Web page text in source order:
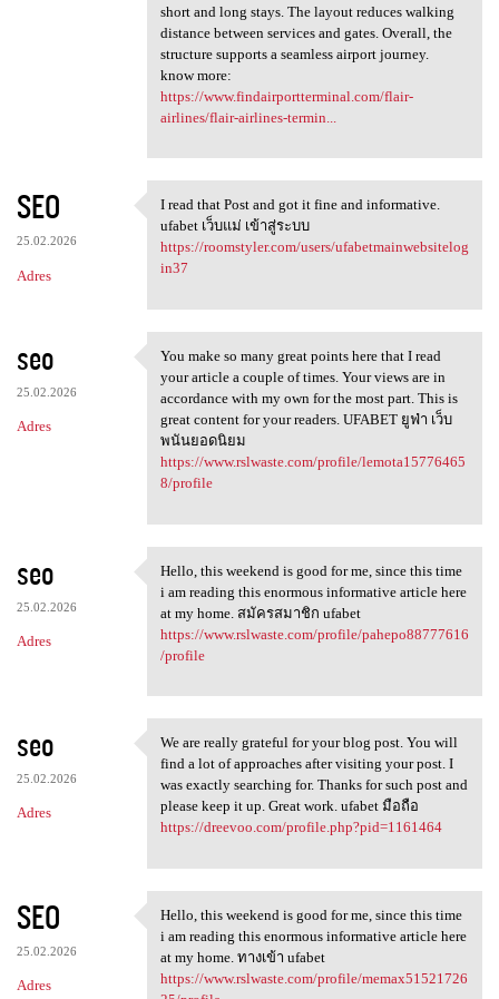
short and long stays. The layout reduces walking
distance between services and gates. Overall, the
structure supports a seamless airport journey.
know more:
https://www.findairportterminal.com/flair-
airlines/flair-airlines-termin...
SEO
25.02.2026
Adres
I read that Post and got it
I read that Post and got it fine and informative.
ufabet เว็บแม่ เข้าสู่ระบบ
https://roomstyler.com/users/ufabetmainwebsitelog
in37
seo
25.02.2026
Adres
You make so many great points
You make so many great points here that I read
your article a couple of times. Your views are in
accordance with my own for the most part. This is
great content for your readers. UFABET ยูฟ่า เว็บ
พนันยอดนิยม
https://www.rslwaste.com/profile/lemota15776465
8/profile
seo
25.02.2026
Adres
Hello, this weekend is good
Hello, this weekend is good for me, since this time
i am reading this enormous informative article here
at my home. สมัครสมาชิก ufabet
https://www.rslwaste.com/profile/pahepo88777616
/profile
seo
25.02.2026
Adres
We are really grateful for
We are really grateful for your blog post. You will
find a lot of approaches after visiting your post. I
was exactly searching for. Thanks for such post and
please keep it up. Great work. ufabet มือถือ
https://dreevoo.com/profile.php?pid=1161464
SEO
25.02.2026
Adres
Hello, this weekend is good
Hello, this weekend is good for me, since this time
i am reading this enormous informative article here
at my home. ทางเข้า ufabet
https://www.rslwaste.com/profile/memax51521726